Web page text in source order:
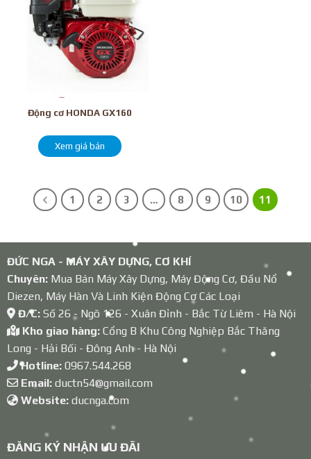
Động cơ HONDA GX160
Xem giá bán
1 2 3 … 8 9 10 11
ĐỨC NGA - MÁY XÂY DỰNG, CƠ KHÍ
Chuyên:Mua Bán Máy Xây Dựng, Máy Động Cơ, Đầu Nổ
Diezen, Máy Hàn Và Linh Kiện Động Cơ Các Loại
Đ/C: Số 26 - Ngõ 126 - Xuân Đỉnh - Bắc Từ Liêm - Hà Nội
Kho giao hàng: Cổng B Khu Công Nghiệp Bắc Thăng
Long - Hải Bối - Đông Anh - Hà Nội
Hotline: 0967.544.268
Email: ductn54@gmail.com
Website: ducnga.com
ĐĂNG KÝ NHẬN ƯU ĐÃI